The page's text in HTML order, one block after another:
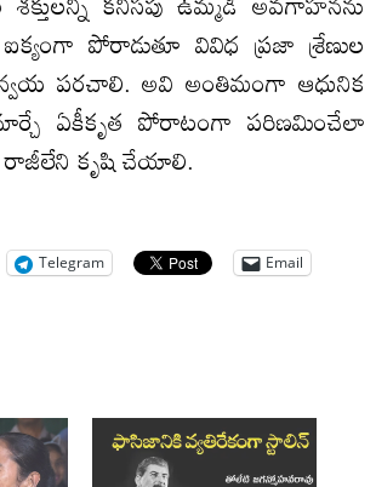
పోరాడుతూ వివిధ ప్రజా శ్రేణుల
పరచాలి. అవి అంతిమంగా ఆధునిక
ఏకీకృత పోరాటంగా పరిణమించేలా
రాజీలేని కృషి చేయాలి.
Telegram
Email